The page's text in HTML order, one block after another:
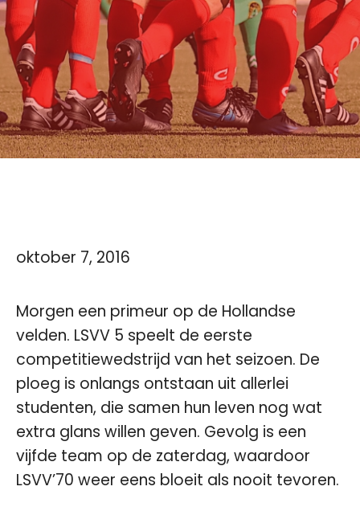
oktober 7, 2016
Morgen een primeur op de Hollandse
velden. LSVV 5 speelt de eerste
competitiewedstrijd van het seizoen. De
ploeg is onlangs ontstaan uit allerlei
studenten, die samen hun leven nog wat
extra glans willen geven. Gevolg is een
vijfde team op de zaterdag, waardoor
LSVV’70 weer eens bloeit als nooit tevoren.